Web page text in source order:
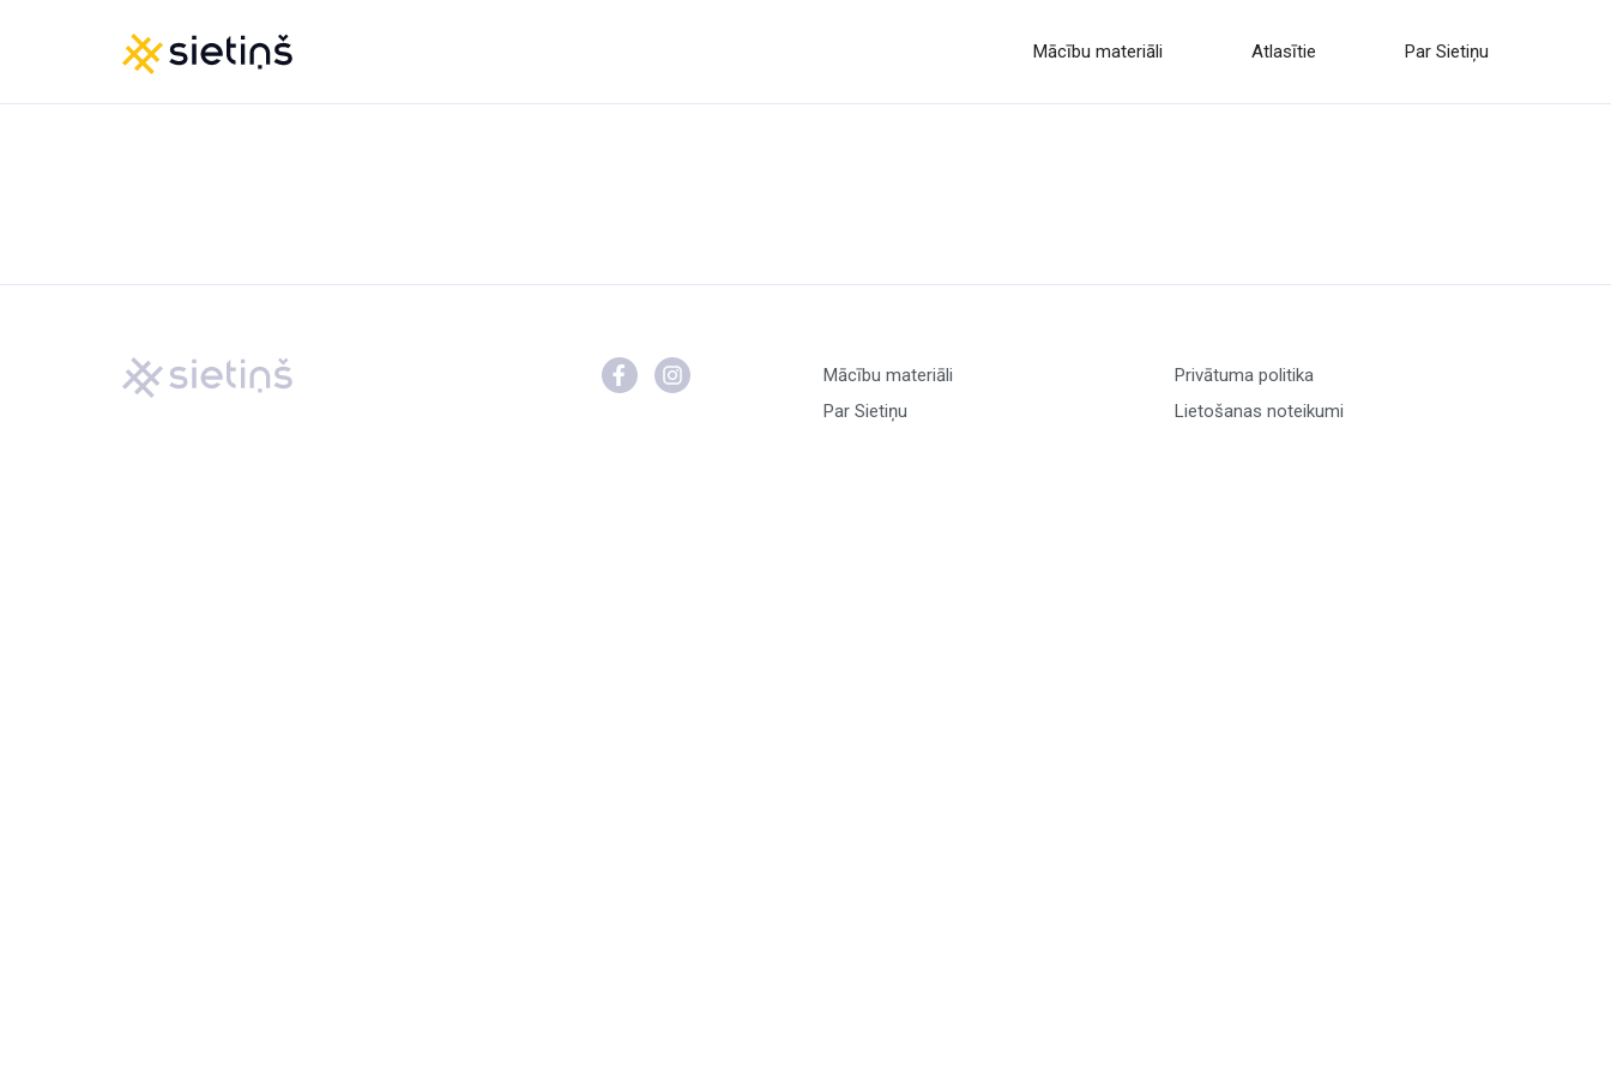
Mācību materiāli Atlasītie Par Sietiņu
Mācību materiāli
Par Sietiņu
Privātuma politika
Lietošanas noteikumi